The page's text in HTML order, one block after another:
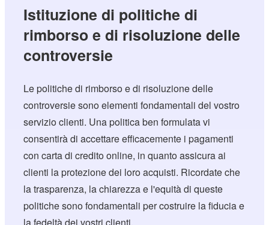
Istituzione di politiche di
rimborso e di risoluzione delle
controversie
Le politiche di rimborso e di risoluzione delle
controversie sono elementi fondamentali del vostro
servizio clienti. Una politica ben formulata vi
consentirà di accettare efficacemente i pagamenti
con carta di credito online, in quanto assicura ai
clienti la protezione dei loro acquisti. Ricordate che
la trasparenza, la chiarezza e l'equità di queste
politiche sono fondamentali per costruire la fiducia e